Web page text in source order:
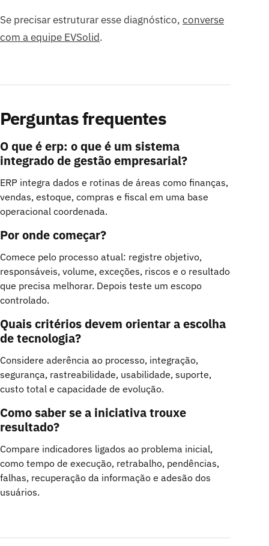
Se precisar estruturar esse diagnóstico, converse
com a equipe EVSolid.
Perguntas frequentes
O que é erp: o que é um sistema
integrado de gestão empresarial?
ERP integra dados e rotinas de áreas como finanças,
vendas, estoque, compras e fiscal em uma base
operacional coordenada.
Por onde começar?
Comece pelo processo atual: registre objetivo,
responsáveis, volume, exceções, riscos e o resultado
que precisa melhorar. Depois teste um escopo
controlado.
Quais critérios devem orientar a escolha
de tecnologia?
Considere aderência ao processo, integração,
segurança, rastreabilidade, usabilidade, suporte,
custo total e capacidade de evolução.
Como saber se a iniciativa trouxe
resultado?
Compare indicadores ligados ao problema inicial,
como tempo de execução, retrabalho, pendências,
falhas, recuperação da informação e adesão dos
usuários.